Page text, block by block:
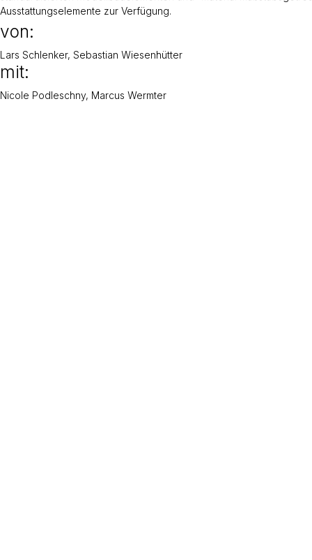
Ausstattungselemente zur Verfügung.
von:
Lars Schlenker, Sebastian Wiesenhütter
mit:
Nicole Podleschny, Marcus Wermter